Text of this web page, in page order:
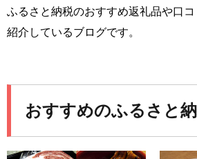
ふるさと納税のおすすめ返礼品や口
紹介しているブログです。
おすすめのふるさと